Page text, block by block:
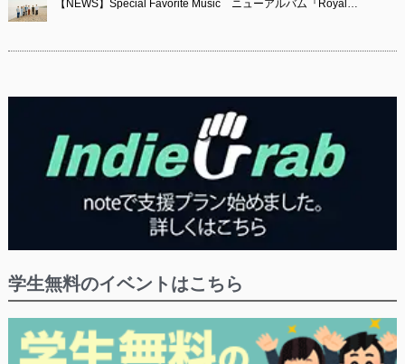
【NEWS】Special Favorite Music ニューアルバム『Royal…
学生無料のイベントはこちら